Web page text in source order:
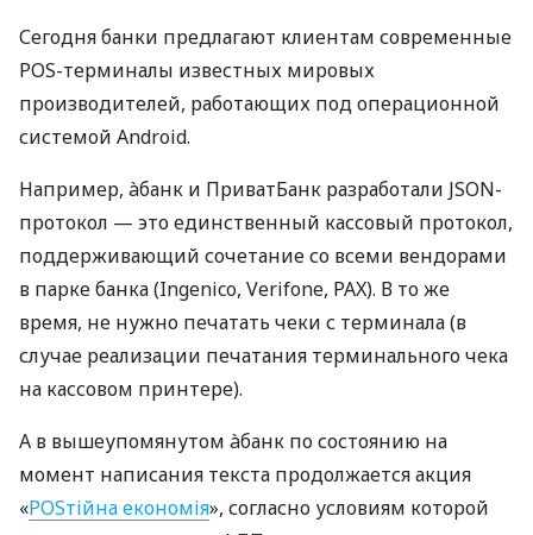
Сегодня банки предлагают клиентам современные
POS-терминалы известных мировых
производителей, работающих под операционной
системой Android.
Например, àбанк и ПриватБанк разработали JSON-
протокол — это единственный кассовый протокол,
поддерживающий сочетание со всеми вендорами
в парке банка (Ingenico, Verifone, PAX). В то же
время, не нужно печатать чеки с терминала (в
случае реализации печатания терминального чека
на кассовом принтере).
А в вышеупомянутом àбанк по состоянию на
момент написания текста продолжается акция
«POSтійна економія», согласно условиям которой